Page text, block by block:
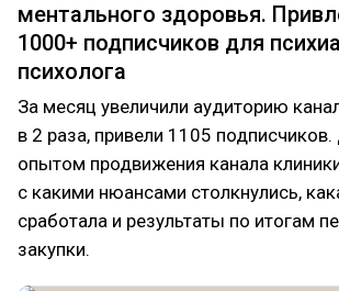
ментального здоровья.
1000+ подписчиков для
психолога
За месяц увеличили аудиторию
в 2 раза, привели 1105
опытом продвижения канала
с какими нюансами столкнулись,
сработала и результаты по итогам
закупки.